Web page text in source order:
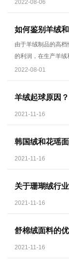
2022-08-06
如何鉴别羊绒
由于羊绒制品的高
的利润，在生产羊
骗消费者，对于普通
制品进行有效的鉴别
2022-08-01
羊绒起球原因？
2021-11-16
韩国绒和花瑶
2021-11-16
关于珊瑚绒行
2021-11-16
舒棉绒面料的优
2021-11-16